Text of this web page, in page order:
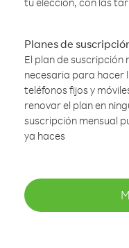
Planes de
El plan de suscripción
necesaria para hacer
teléfonos fijos y
renovar el plan en
suscripción mensual
ya haces